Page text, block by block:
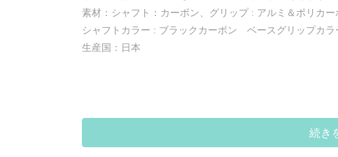
素材：シャフト：カーボン、グリップ : アルミ＆ポリカー
シャフトカラー : ブラックカーボン ベースグリップカラ
生産国：日本
続き